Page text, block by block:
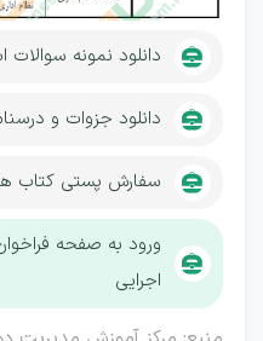
دانلود نمونه
دانلود جزوات و
سفارش پستی کتاب
ورود به صفحه
اجرایی